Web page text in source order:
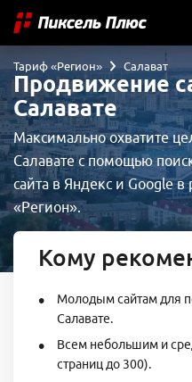
Продвижение
Салавате
Максимально охватите
Салавате с помощью
сайта в Яндекс и Google в
«Регион».
Тариф «Регион» Салават
Кому
Молодым сайтам для
Салавате.
Всем небольшим и
страниц до 300).